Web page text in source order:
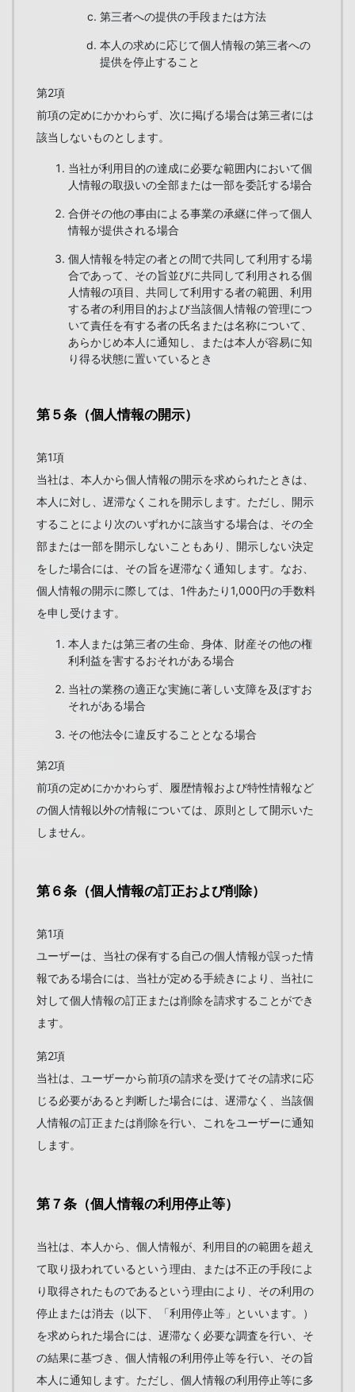
第三者への提供の手段または方法
本人の求めに応じて個人情報の第三者への
提供を停止すること
第2項
前項の定めにかかわらず、次に掲げる場合は第三者には
該当しないものとします。
当社が利用目的の達成に必要な範囲内において個
人情報の取扱いの全部または一部を委託する場合
合併その他の事由による事業の承継に伴って個人
情報が提供される場合
個人情報を特定の者との間で共同して利用する場
合であって、その旨並びに共同して利用される個
人情報の項目、共同して利用する者の範囲、利用
する者の利用目的および当該個人情報の管理につ
いて責任を有する者の氏名または名称について、
あらかじめ本人に通知し、または本人が容易に知
り得る状態に置いているとき
第５条（個人情報の開示）
第1項
当社は、本人から個人情報の開示を求められたときは、
本人に対し、遅滞なくこれを開示します。ただし、開示
することにより次のいずれかに該当する場合は、その全
部または一部を開示しないこともあり、開示しない決定
をした場合には、その旨を遅滞なく通知します。なお、
個人情報の開示に際しては、1件あたり1,000円の手数料
を申し受けます。
本人または第三者の生命、身体、財産その他の権
利利益を害するおそれがある場合
当社の業務の適正な実施に著しい支障を及ぼすお
それがある場合
その他法令に違反することとなる場合
第2項
前項の定めにかかわらず、履歴情報および特性情報など
の個人情報以外の情報については、原則として開示いた
しません。
第６条（個人情報の訂正および削除）
第1項
ユーザーは、当社の保有する自己の個人情報が誤った情
報である場合には、当社が定める手続きにより、当社に
対して個人情報の訂正または削除を請求することができ
ます。
第2項
当社は、ユーザーから前項の請求を受けてその請求に応
じる必要があると判断した場合には、遅滞なく、当該個
人情報の訂正または削除を行い、これをユーザーに通知
します。
第７条（個人情報の利用停止等）
当社は、本人から、個人情報が、利用目的の範囲を超え
て取り扱われているという理由、または不正の手段によ
り取得されたものであるという理由により、その利用の
停止または消去（以下、「利用停止等」といいます。）
を求められた場合には、遅滞なく必要な調査を行い、そ
の結果に基づき、個人情報の利用停止等を行い、その旨
本人に通知します。ただし、個人情報の利用停止等に多